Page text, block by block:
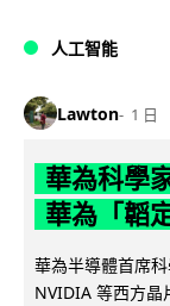
人工智能
Lawton 1 日
華為科學
華為「韜
華為半導體首席
NVIDIA 等西方晶